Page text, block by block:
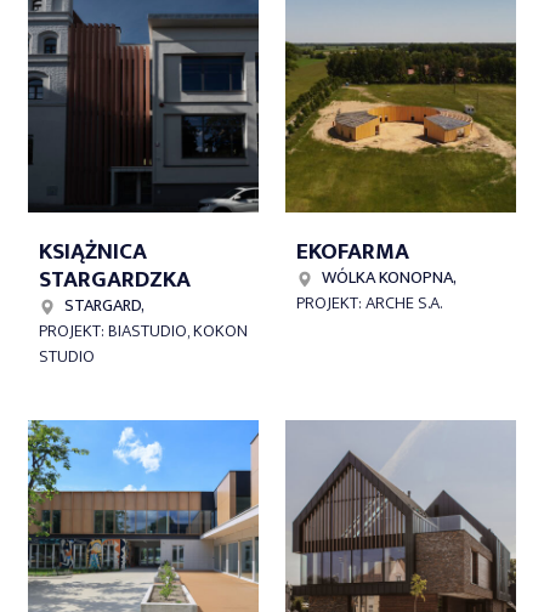
KSIĄŻNICA
STARGARDZKA
STARGARD,
PROJEKT: BIASTUDIO, KOKON
STUDIO
EKOFARMA
WÓLKA KONOPNA,
PROJEKT: ARCHE S.A.